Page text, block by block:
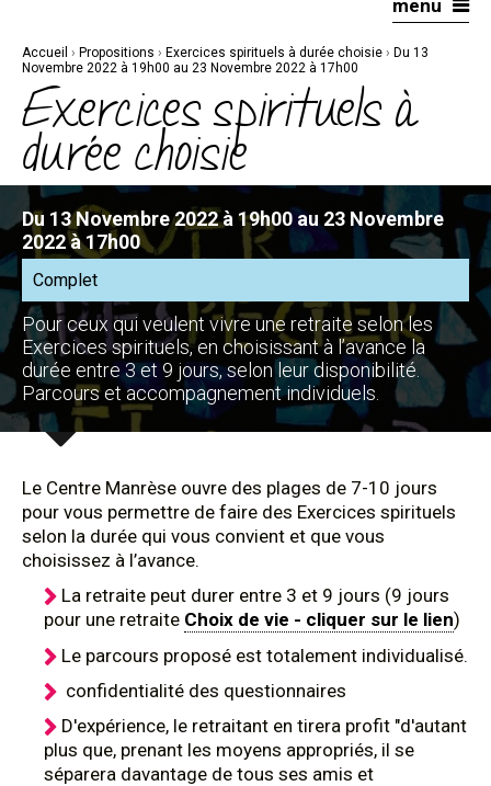
navigation
menu
Accueil › Propositions › Exercices spirituels à durée choisie › Du 13
Novembre 2022 à 19h00 au 23 Novembre 2022 à 17h00
Exercices spirituels à
durée choisie
Du 13 Novembre 2022 à 19h00 au 23 Novembre
2022 à 17h00
Complet
Pour ceux qui veulent vivre une retraite selon les
Exercices spirituels, en choisissant à l’avance la
durée entre 3 et 9 jours, selon leur disponibilité.
Parcours et accompagnement individuels.
Le Centre Manrèse ouvre des plages de 7-10 jours
pour vous permettre de faire des Exercices spirituels
selon la durée qui vous convient et que vous
choisissez à l’avance.
La retraite peut durer entre 3 et 9 jours (9 jours
pour une retraite Choix de vie - cliquer sur le lien)
Le parcours proposé est totalement individualisé.
confidentialité des questionnaires
D'expérience, le retraitant en tirera profit "d'autant
plus que, prenant les moyens appropriés, il se
séparera davantage de tous ses amis et